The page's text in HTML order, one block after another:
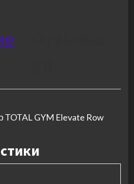
TOTAL GYM Elevate Row